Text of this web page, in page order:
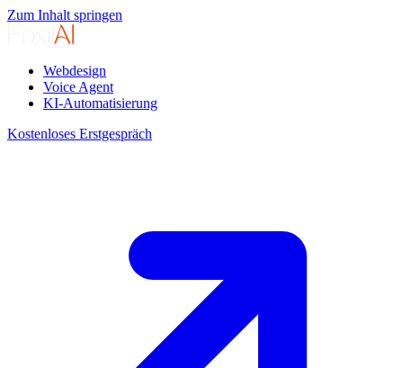
Zum Inhalt springen
Webdesign
Voice Agent
KI-Automatisierung
Kostenloses Erstgespräch